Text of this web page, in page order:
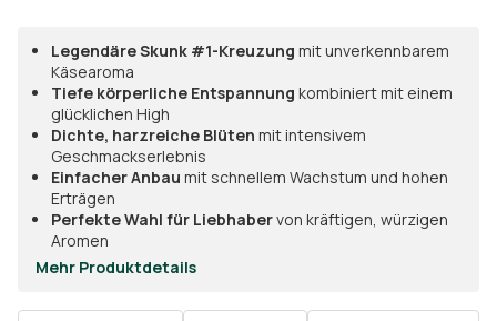
Legendäre Skunk #1-Kreuzung mit unverkennbarem
Käsearoma
Tiefe körperliche Entspannung kombiniert mit einem
glücklichen High
Dichte, harzreiche Blüten mit intensivem
Geschmackserlebnis
Einfacher Anbau mit schnellem Wachstum und hohen
Erträgen
Perfekte Wahl für Liebhabervon kräftigen, würzigen
Aromen
Mehr Produktdetails